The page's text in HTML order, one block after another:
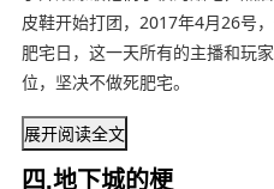
皮鞋开始打团，2017年4月26号
肥宅日，这一天所有的主播和玩
位，坚决不做死肥宅。
展开阅读全文
四,地下城的梗